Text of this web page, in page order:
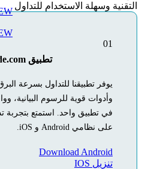
التقنية وسهلة الاستخدام للتداول
01
تطبيق Trade.com
يوفر تطبيقنا للتداول بسرعة
وأدوات قوية للرسوم البيانية،
في تطبيق واحد. استمتع بتجربة
على نظامي Android و iOS.
Download Android
تنزيل IOS